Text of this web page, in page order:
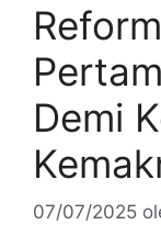
Demi
07/07/2025